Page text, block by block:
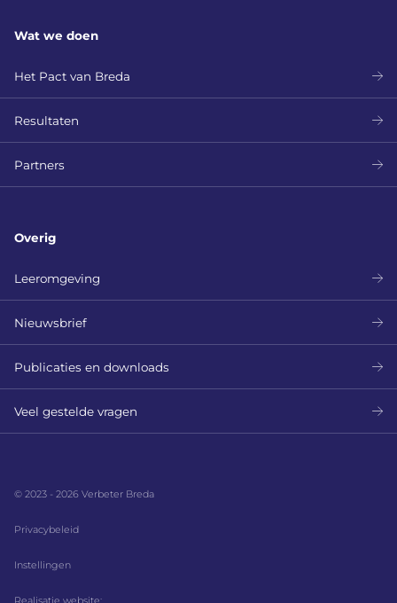
Wat we doen
Het Pact van Breda
Resultaten
Partners
Overig
Leeromgeving
Nieuwsbrief
Publicaties en downloads
Veel gestelde vragen
© 2023 - 2026 Verbeter Breda
Privacybeleid
Instellingen